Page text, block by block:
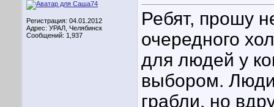
Регистрация: 04.01.2012
Адрес: УРАЛ, Челябинск
Сообщений: 1,937
Ребят, прошу
очередного
для людей у
выбором. Люди
грабли, но